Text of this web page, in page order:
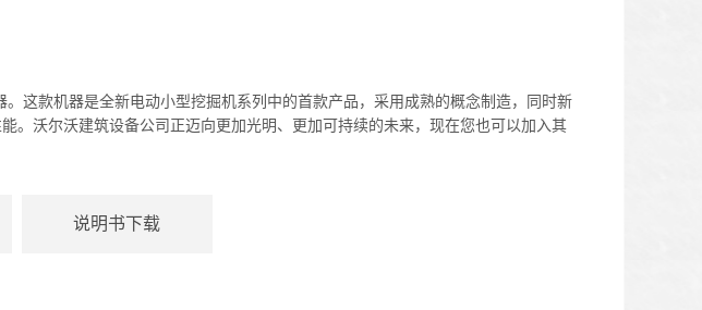
这款机器是全新电动小型挖掘机系列中的首款产品，采用成熟的概念制造，同时新
。沃尔沃建筑设备公司正迈向更加光明、更加可持续的未来，现在您也可以加入其
说明书下载